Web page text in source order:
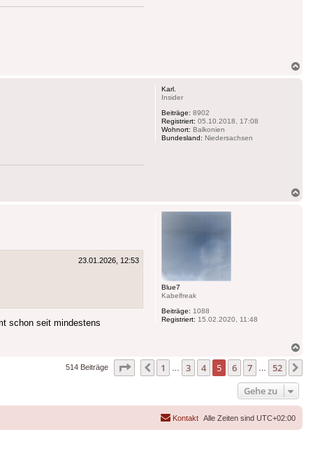
Karl.
Insider
Beiträge: 8902
Registriert: 05.10.2018, 17:08
Wohnort: Balkonien
Bundesland: Niedersachsen
Blue7
Kabelfreak
Beiträge: 1088
Registriert: 15.02.2020, 11:48
23.01.2026, 12:53
schon seit mindestens
514 Beiträge Seite von 52
Vorherige
1 3 4 5 6 7 52
Gehe zu
Alle Zeiten sind UTC+02:00
Kontakt